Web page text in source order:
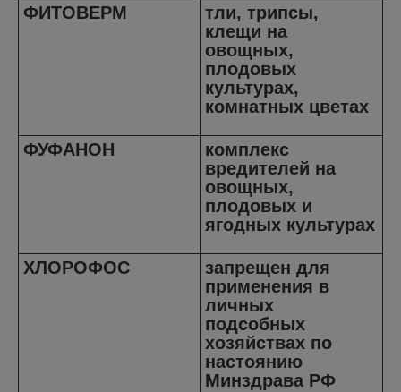
ФИТОВЕРМ
тли, трипсы,
клещи на
овощных,
плодовых
культурах,
комнатных цветах
ФУФАНОН
комплекс
вредителей на
овощных,
плодовых и
ягодных культурах
ХЛОРОФОС
запрещен для
применения в
личных
подсобных
хозяйствах по
настоянию
Минздрава РФ